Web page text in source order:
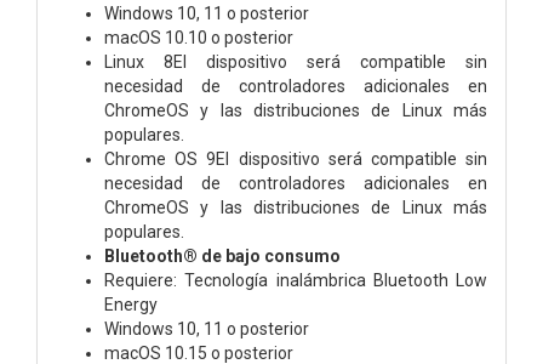
Windows 10, 11 o posterior
macOS 10.10 o posterior
Linux 8El dispositivo será compatible sin
necesidad de controladores adicionales en
ChromeOS y las distribuciones de Linux más
populares.
Chrome OS 9El dispositivo será compatible sin
necesidad de controladores adicionales en
ChromeOS y las distribuciones de Linux más
populares.
Bluetooth® de bajo consumo
Requiere: Tecnología inalámbrica Bluetooth Low
Energy
Windows 10, 11 o posterior
macOS 10.15 o posterior